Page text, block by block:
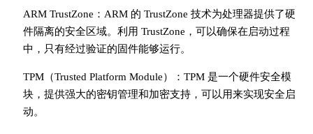
ARM TrustZone：ARM 的 TrustZone 技术为处理器提供了硬
件隔离的安全区域。利用 TrustZone，可以确保在启动过程
中，只有经过验证的固件能够运行。
TPM（Trusted Platform Module）：TPM 是一个硬件安全模
块，提供强大的密钥管理和加密支持，可以用来实现安全启
动。